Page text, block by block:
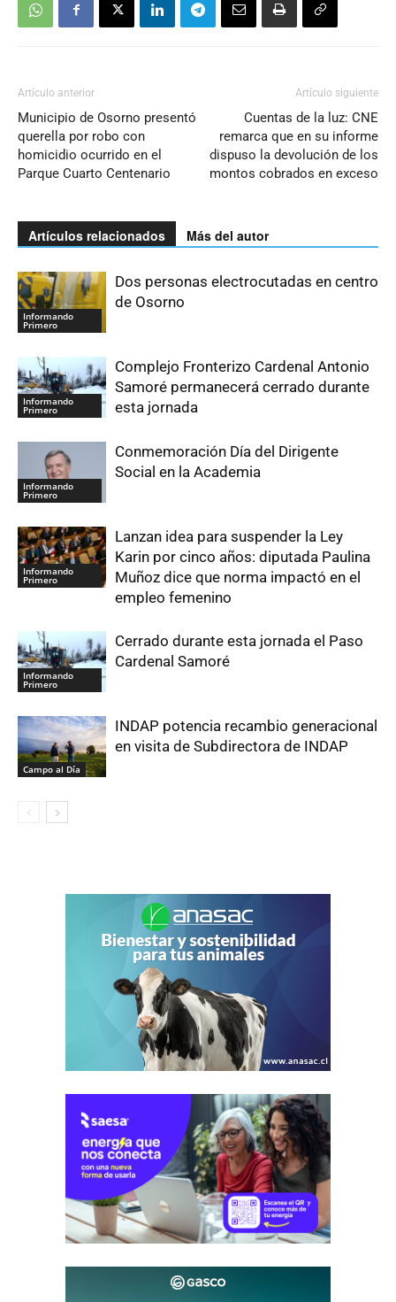
Artículo anterior
Municipio de Osorno presentó
querella por robo con
homicidio ocurrido en el
Parque Cuarto Centenario
Artículo siguiente
Cuentas de la luz: CNE
remarca que en su informe
dispuso la devolución de los
montos cobrados en exceso
Artículos relacionados Más del autor
Informando
Primero
Dos personas electrocutadas en centro
de Osorno
Informando
Primero
Complejo Fronterizo Cardenal Antonio
Samoré permanecerá cerrado durante
esta jornada
Informando
Primero
Conmemoración Día del Dirigente
Social en la Academia
Informando
Primero
Lanzan idea para suspender la Ley
Karin por cinco años: diputada Paulina
Muñoz dice que norma impactó en el
empleo femenino
Informando
Primero
Cerrado durante esta jornada el Paso
Cardenal Samoré
Campo al Día
INDAP potencia recambio generacional
en visita de Subdirectora de INDAP